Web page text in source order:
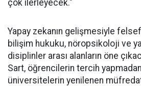
çok ilerleyecek."
Yapay zekanın gelişmesiyle
bilişim hukuku, nöropsikoloji ve
disiplinler arası alanların öne
Sart, öğrencilerin tercih
üniversitelerin yenilenen